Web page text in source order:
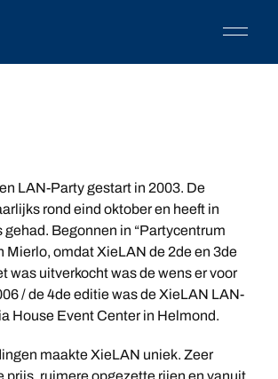
LAN-Party gestart in 2003. De
rond eind oktober en heeft in
Begonnen in “Partycentrum
Mierlo, omdat XieLAN de 2de en 3de
was uitverkocht was de wens er voor
/ de 4de editie was de XieLAN LAN-
House Event Center in Helmond.
maakte XieLAN uniek. Zeer
prijs, ruimere opgezette rijen en vanuit